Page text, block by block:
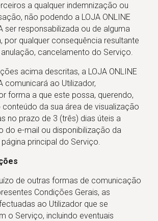
a qualquer indemnização ou
não podendo a LOJA ONLINE
ser responsabilizada ou de alguma
por qualquer consequência resultante
cancelamento do Serviço.
acima descritas, a LOJA ONLINE
comunicará ao Utilizador,
forma a que este possa, querendo,
da sua área de visualização
no prazo de 3 (três) dias úteis a
do e-mail ou disponibilização da
principal do Serviço.
de outras formas de comunicação
Condições Gerais, as
ao Utilizador que se
o Serviço, incluindo eventuais